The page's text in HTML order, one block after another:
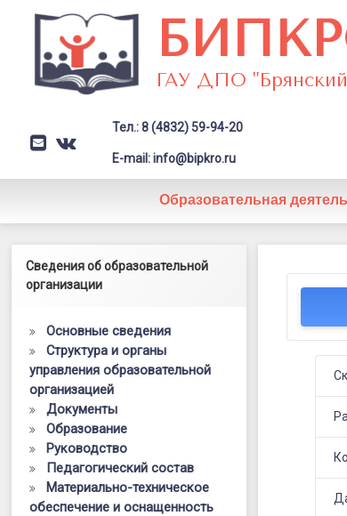
содержимому
ГАУ ДПО "Брянский
E-mail
VK Заголовок сайта →
Тел.: 8 (4832) 59-94-20
E-mail: info@bipkro.ru
Образовательная
МБДОУ
Левый сайдбар
Сведения об образовательной
организации
Основные сведения
Структура и органы
управления образовательной
организацией
Документы
Образование
Руководство
Педагогический состав
Материально-техническое
обеспечение и оснащенность